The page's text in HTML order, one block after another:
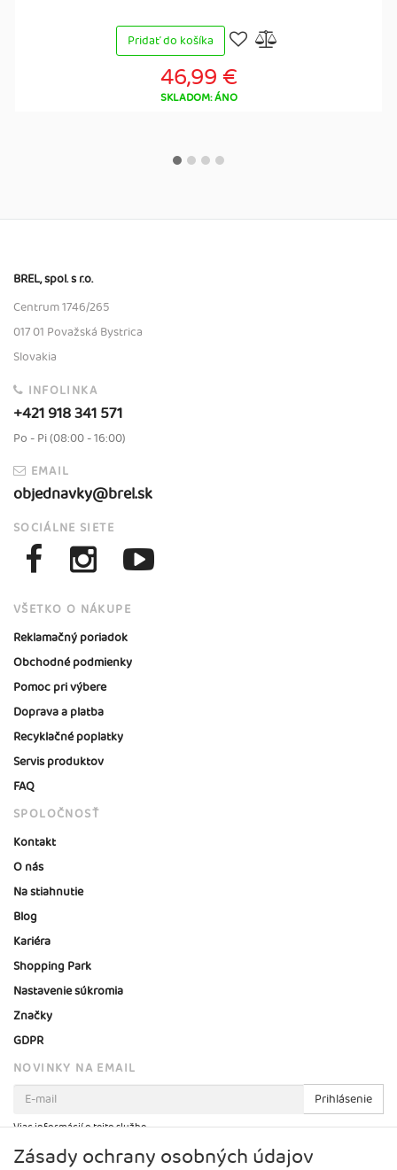
Pridať do košíka
46,99 €
SKLADOM: ÁNO
BREL, spol. s r.o.
Centrum 1746/265
017 01 Považská Bystrica
Slovakia
INFOLINKA
+421 918 341 571
Po - Pi (08:00 - 16:00)
EMAIL
objednavky@brel.sk
SOCIÁLNE SIETE
VŠETKO O NÁKUPE
Reklamačný poriadok
Obchodné podmienky
Pomoc pri výbere
Doprava a platba
Recyklačné poplatky
Servis produktov
FAQ
SPOLOČNOSŤ
Kontakt
O nás
Na stiahnutie
Blog
Kariéra
Shopping Park
Nastavenie súkromia
Značky
GDPR
NOVINKY NA EMAIL
Prihlásenie
Viac informácií o tejto službe
Zásady ochrany osobných údajov